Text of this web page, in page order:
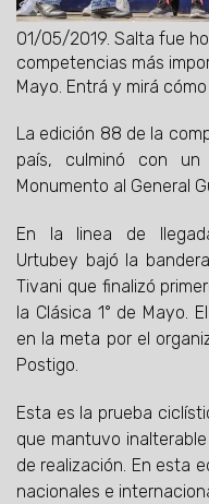
01/05/2019. Salta fue
competencias más
Mayo. Entrá y mirá
La edición 88 de la
país, culminó con
Monumento al General
En la linea de
Urtubey bajó la
Tivani que finalizó
la Clásica 1° de Mayo.
en la meta por el
Postigo.
Esta es la prueba
que mantuvo
de realización. En esta
nacionales e